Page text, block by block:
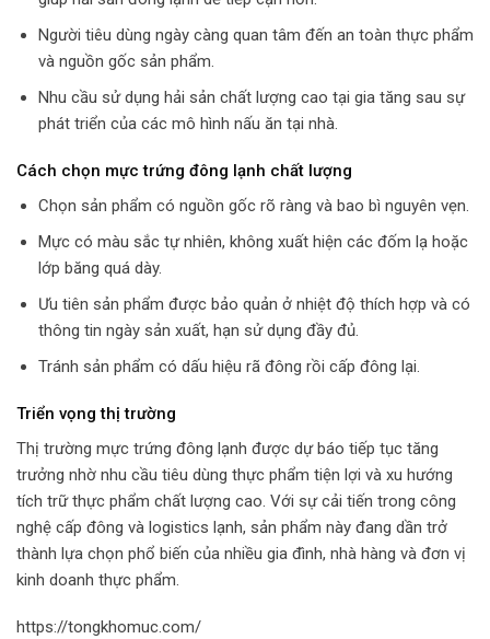
Người tiêu dùng ngày càng quan tâm đến an toàn thực phẩm
và nguồn gốc sản phẩm.
Nhu cầu sử dụng hải sản chất lượng cao tại gia tăng sau sự
phát triển của các mô hình nấu ăn tại nhà.
Cách chọn mực trứng đông lạnh chất lượng
Chọn sản phẩm có nguồn gốc rõ ràng và bao bì nguyên vẹn.
Mực có màu sắc tự nhiên, không xuất hiện các đốm lạ hoặc
lớp băng quá dày.
Ưu tiên sản phẩm được bảo quản ở nhiệt độ thích hợp và có
thông tin ngày sản xuất, hạn sử dụng đầy đủ.
Tránh sản phẩm có dấu hiệu rã đông rồi cấp đông lại.
Triển vọng thị trường
Thị trường mực trứng đông lạnh được dự báo tiếp tục tăng
trưởng nhờ nhu cầu tiêu dùng thực phẩm tiện lợi và xu hướng
tích trữ thực phẩm chất lượng cao. Với sự cải tiến trong công
nghệ cấp đông và logistics lạnh, sản phẩm này đang dần trở
thành lựa chọn phổ biến của nhiều gia đình, nhà hàng và đơn vị
kinh doanh thực phẩm.
https://tongkhomuc.com/